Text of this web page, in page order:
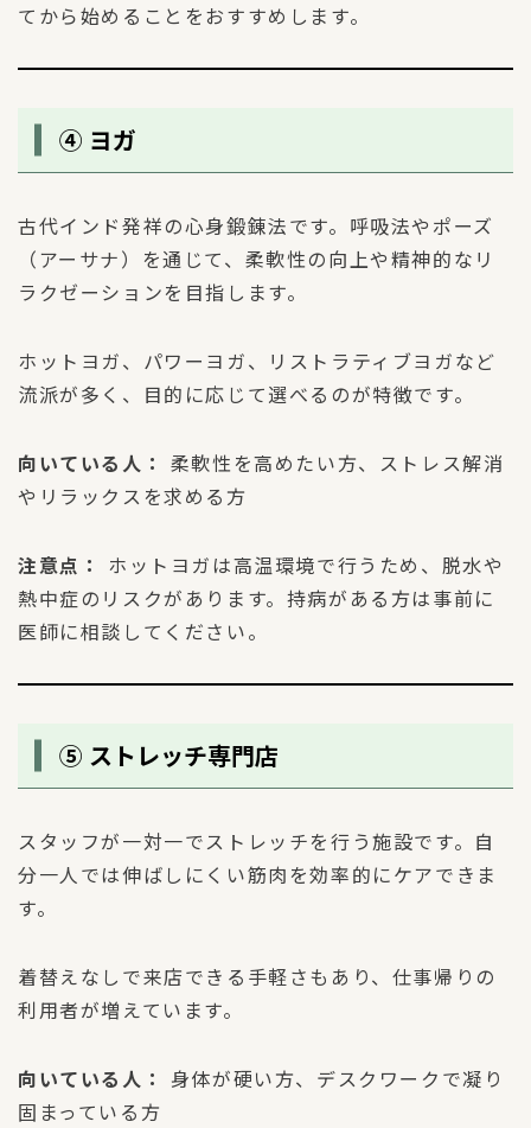
てから始めることをおすすめします。
④ ヨガ
古代インド発祥の心身鍛錬法です。呼吸法やポーズ
（アーサナ）を通じて、柔軟性の向上や精神的なリ
ラクゼーションを目指します。
ホットヨガ、パワーヨガ、リストラティブヨガなど
流派が多く、目的に応じて選べるのが特徴です。
向いている人： 柔軟性を高めたい方、ストレス解消
やリラックスを求める方
注意点：
ホットヨガは高温環境で行うため、脱水や
熱中症のリスクがあります。持病がある方は事前に
医師に相談してください。
⑤ ストレッチ専門店
スタッフが一対一でストレッチを行う施設です。自
分一人では伸ばしにくい筋肉を効率的にケアできま
す。
着替えなしで来店できる手軽さもあり、仕事帰りの
利用者が増えています。
向いている人：
身体が硬い方、デスクワークで凝り
固まっている方